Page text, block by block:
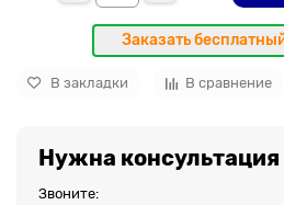
Заказать
В закладки В сравнение
Нужна консультация
Звоните: